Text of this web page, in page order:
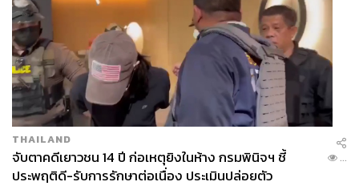
THAILAND
จับตาคดีเยาวชน 14 ปี ก่อเหตุยิงในห้าง กรมพินิจฯ ชี้
ประพฤติดี-รับการรักษาต่อเนื่อง ประเมินปล่อยตัว
...